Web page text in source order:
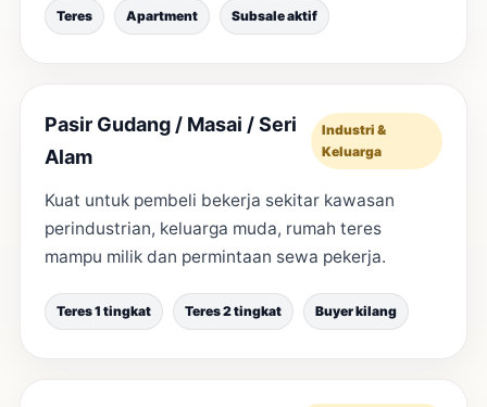
Teres Apartment Subsale aktif
Pasir Gudang / Masai / Seri
Alam
Industri &
Keluarga
Kuat untuk pembeli bekerja sekitar kawasan
perindustrian, keluarga muda, rumah teres
mampu milik dan permintaan sewa pekerja.
Teres 1 tingkat Teres 2 tingkat Buyer kilang